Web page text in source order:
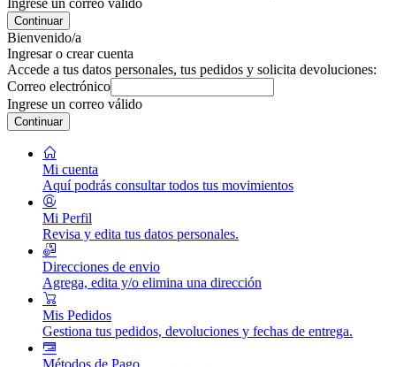
Continuar
Bienvenido/a
Ingresar o crear cuenta
Accede a tus datos personales, tus pedidos y solicita devoluciones:
Correo electrónico
Ingrese un correo válido
Continuar
Mi cuenta
Aquí podrás consultar todos tus movimientos
Mi Perfil
Revisa y edita tus datos personales.
Direcciones de envio
Agrega, edita y/o elimina una dirección
Mis Pedidos
Gestiona tus pedidos, devoluciones y fechas de entrega.
Métodos de Pago